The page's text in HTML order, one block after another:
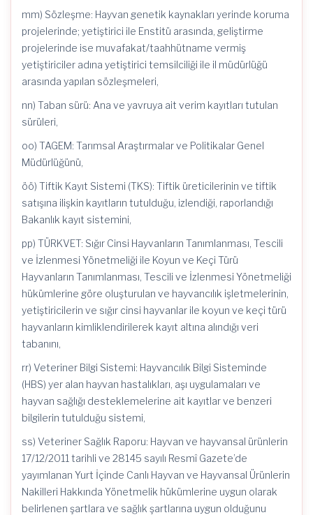
mm) Sözleşme: Hayvan genetik kaynakları yerinde koruma
projelerinde; yetiştirici ile Enstitü arasında, geliştirme
projelerinde ise muvafakat/taahhütname vermiş
yetiştiriciler adına yetiştirici temsilciliği ile il müdürlüğü
arasında yapılan sözleşmeleri,
nn) Taban sürü: Ana ve yavruya ait verim kayıtları tutulan
sürüleri,
oo) TAGEM: Tarımsal Araştırmalar ve Politikalar Genel
Müdürlüğünü,
öö) Tiftik Kayıt Sistemi (TKS): Tiftik üreticilerinin ve tiftik
satışına ilişkin kayıtların tutulduğu, izlendiği, raporlandığı
Bakanlık kayıt sistemini,
pp) TÜRKVET: Sığır Cinsi Hayvanların Tanımlanması, Tescili
ve İzlenmesi Yönetmeliği ile Koyun ve Keçi Türü
Hayvanların Tanımlanması, Tescili ve İzlenmesi Yönetmeliği
hükümlerine göre oluşturulan ve hayvancılık işletmelerinin,
yetiştiricilerin ve sığır cinsi hayvanlar ile koyun ve keçi türü
hayvanların kimliklendirilerek kayıt altına alındığı veri
tabanını,
rr) Veteriner Bilgi Sistemi: Hayvancılık Bilgi Sisteminde
(HBS) yer alan hayvan hastalıkları, aşı uygulamaları ve
hayvan sağlığı desteklemelerine ait kayıtlar ve benzeri
bilgilerin tutulduğu sistemi,
ss) Veteriner Sağlık Raporu: Hayvan ve hayvansal ürünlerin
17/12/2011 tarihli ve 28145 sayılı Resmî Gazete’de
yayımlanan Yurt İçinde Canlı Hayvan ve Hayvansal Ürünlerin
Nakilleri Hakkında Yönetmelik hükümlerine uygun olarak
belirlenen şartlara ve sağlık şartlarına uygun olduğunu